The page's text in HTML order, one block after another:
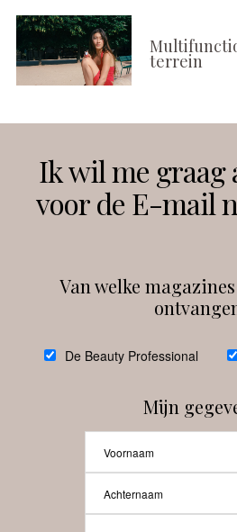
terrein
Instagram
Ik wil me graag
voor de E-mail
Van welke
De Beauty Professional
Mijn